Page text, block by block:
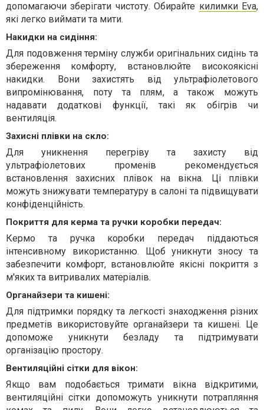
допомагаючи зберігати чистоту. Обирайте килимки Еva,
які легко виймати та мити.
Накидки на сидіння:
Для подовження терміну служби оригінальних сидінь та
збереження комфорту, встановлюйте високоякісні
накидки. Вони захистять від ультрафіолетового
випромінювання, поту та плям, а також можуть
надавати додаткові функції, такі як обігрів чи
вентиляція.
Захисні плівки на скло:
Для уникнення перегріву та захисту від
ультрафіолетових променів рекомендується
встановлення захисних плівок на вікна. Ці плівки
можуть знижувати температуру в салоні та підвищувати
конфіденційність.
Покриття для керма та ручки коробки передач:
Кермо та ручка коробки передач піддаються
інтенсивному використанню. Щоб уникнути зносу та
забезпечити комфорт, встановлюйте якісні покриття з
м'яких та витривалих матеріалів.
Органайзери та кишені:
Для підтримки порядку та легкості знаходження різних
предметів використовуйте органайзери та кишені. Це
допоможе уникнути безладу та підтримувати
організацію простору.
Вентиляційні сітки для вікон:
Якщо вам подобається тримати вікна відкритими,
вентиляційні сітки допоможуть уникнути потрапляння